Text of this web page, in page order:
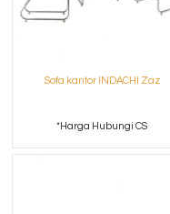
Sofa kantor INDACHI Zaz
*Harga Hubungi CS